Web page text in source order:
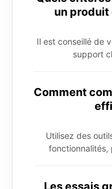
un produit
Il est conseillé de
support
Comment
Utilisez des
fonctionnalités,
Les essais